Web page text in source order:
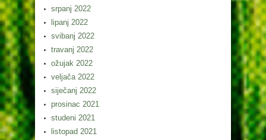
srpanj 2022
lipanj 2022
svibanj 2022
travanj 2022
ožujak 2022
veljača 2022
siječanj 2022
prosinac 2021
studeni 2021
listopad 2021